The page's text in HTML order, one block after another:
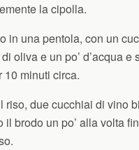
la cipolla.
in una pentola, con un
oliva e un po’ d’acqua e
10 minuti circa.
riso, due cucchiai di vino
il brodo un po’ alla volta